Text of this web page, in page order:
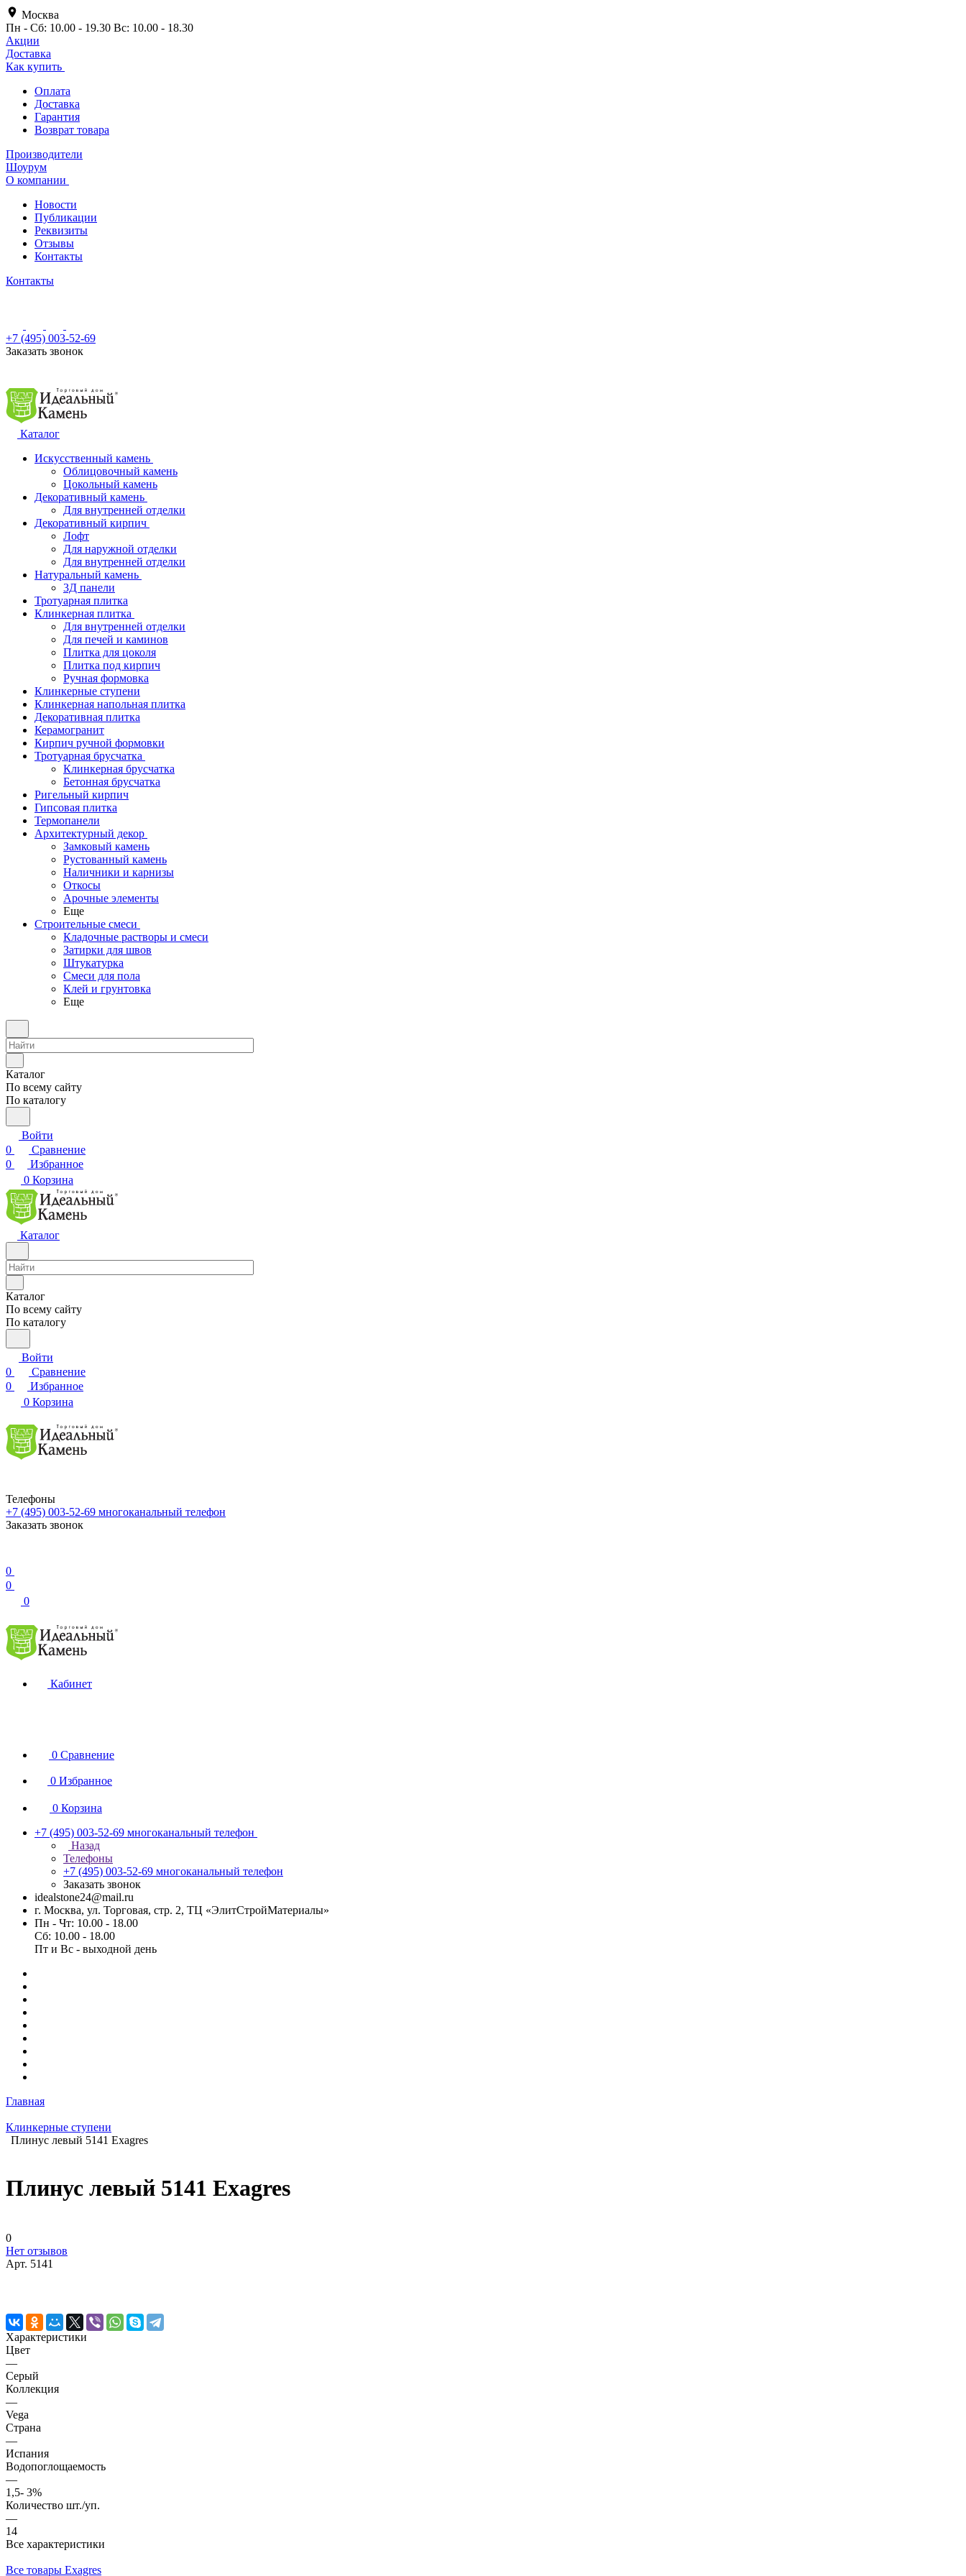
Москва
Пн - Сб: 10.00 - 19.30 Вс: 10.00 - 18.30
Акции
Доставка
Как купить
Оплата
Доставка
Гарантия
Возврат товара
Производители
Шоурум
О компании
Новости
Публикации
Реквизиты
Отзывы
Контакты
Контакты
+7 (495) 003-52-69
Заказать звонок
Каталог
Искусственный камень
Облицовочный камень
Цокольный камень
Декоративный камень
Для внутренней отделки
Декоративный кирпич
Лофт
Для наружной отделки
Для внутренней отделки
Натуральный камень
3Д панели
Тротуарная плитка
Клинкерная плитка
Для внутренней отделки
Для печей и каминов
Плитка для цоколя
Плитка под кирпич
Ручная формовка
Клинкерные ступени
Клинкерная напольная плитка
Декоративная плитка
Керамогранит
Кирпич ручной формовки
Тротуарная брусчатка
Клинкерная брусчатка
Бетонная брусчатка
Ригельный кирпич
Гипсовая плитка
Термопанели
Архитектурный декор
Замковый камень
Рустованный камень
Наличники и карнизы
Откосы
Арочные элементы
Еще
Строительные смеси
Кладочные растворы и смеси
Затирки для швов
Штукатурка
Смеси для пола
Клей и грунтовка
Еще
Каталог
По всему сайту
По каталогу
Войти
0
Сравнение
0
Избранное
0 Корзина
Каталог
Каталог
По всему сайту
По каталогу
Войти
0
Сравнение
0
Избранное
0 Корзина
Телефоны
+7 (495) 003-52-69 многоканальный телефон
Заказать звонок
0
0
0
Кабинет
0 Сравнение
0 Избранное
0 Корзина
+7 (495) 003-52-69 многоканальный телефон
Назад
Телефоны
+7 (495) 003-52-69 многоканальный телефон
Заказать звонок
idealstone24@mail.ru
г. Москва, ул. Торговая, стр. 2, ТЦ «ЭлитСтройМатериалы»
Пн - Чт: 10.00 - 18.00
Сб: 10.00 - 18.00
Пт и Вс - выходной день
Главная
Клинкерные ступени
Плинус левый 5141 Exagres
Плинус левый 5141 Exagres
0
Нет отзывов
Арт. 5141
Характеристики
Цвет
—
Серый
Коллекция
—
Vega
Страна
—
Испания
Водопоглощаемость
—
1,5- 3%
Количество шт./уп.
—
14
Все характеристики
Все товары Exagres